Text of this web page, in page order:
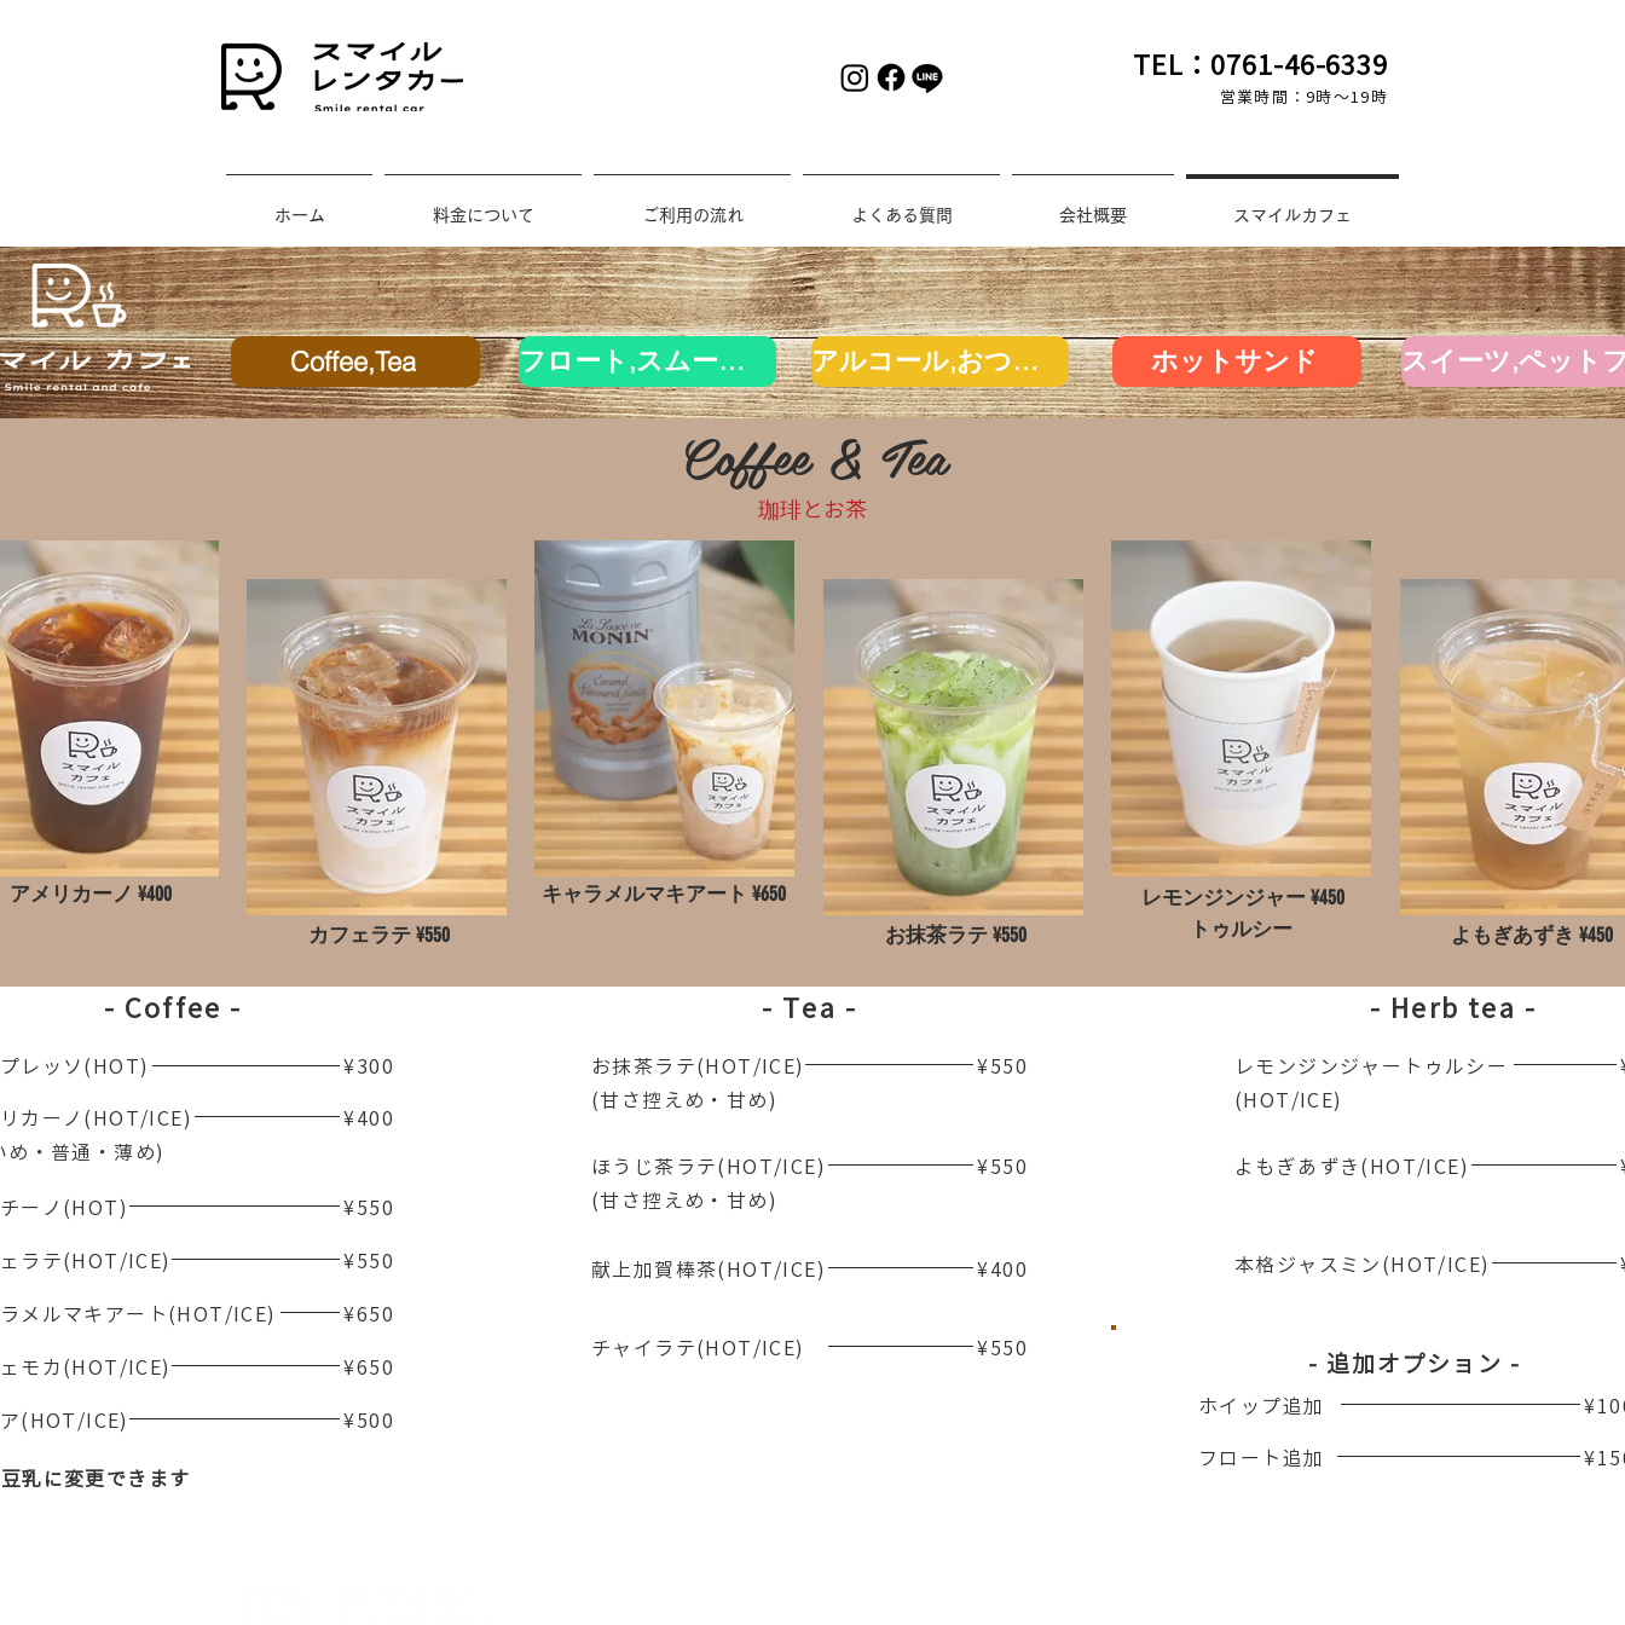
TEL：0761-46-6339
営業時間：9時〜19時
ホーム 料金について ご利用の流れ よくある質問 会社概要 スマイルカフェ
Coffee,Tea フロート,スムージー アルコール,おつまみ ホットサンド
​Coffee & Tea
珈琲とお茶
アメリカーノ ¥400
カフェラテ ¥550
キャラメルマキアート ¥650
お抹茶ラテ ¥550
レモンジンジャー ¥450
トゥルシー
よもぎあずき ¥450
- Coffee -
レッソ(HOT) ¥300
カーノ(HOT/ICE)
め・普通・薄め)
¥400
ーノ(HOT) ¥550
ラテ(HOT/ICE) ¥550
メルマキアート(HOT/ICE) ¥650
モカ(HOT/ICE) ¥650
(HOT/ICE) ¥500
乳に変更できます
- Tea -
お抹茶ラテ(HOT/ICE)
​(甘さ控えめ・甘め)
¥550
​ほうじ茶ラテ(HOT/ICE)
​(甘さ控えめ・甘め)
¥550
​献上加賀棒茶(HOT/ICE) ¥400
​チャイラテ(HOT/ICE) ¥550
- Herb tea -
レモンジンジャートゥルシー
​(HOT/ICE)
​よもぎあずき(HOT/ICE)
​本格ジャスミン(HOT/ICE)
​- 追加オプション -
ホイップ追加
フロート追加